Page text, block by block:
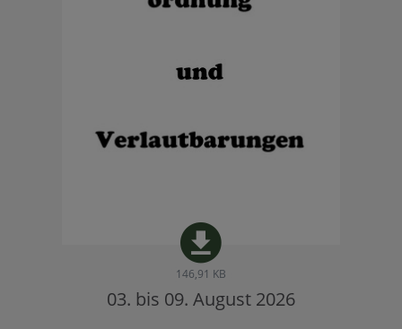
146,91 KB
03. bis 09. August 2026